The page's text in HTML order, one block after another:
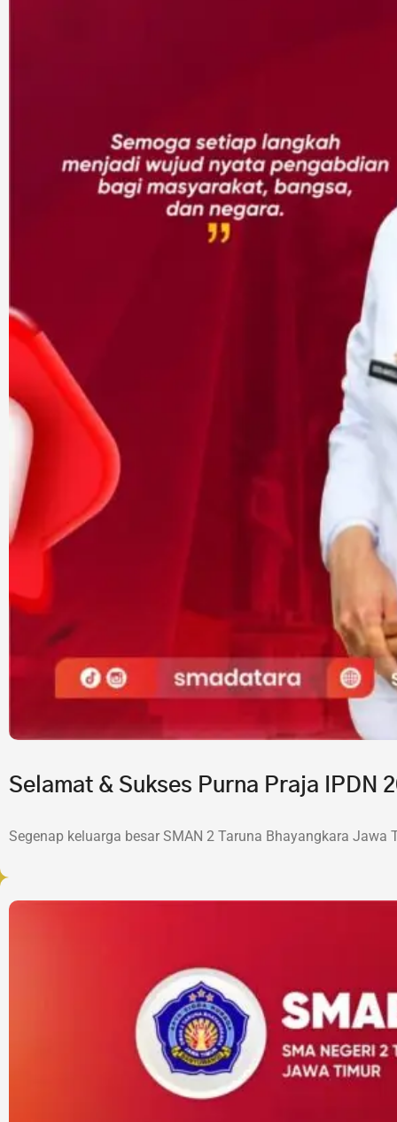
Selamat & Sukses Purna Praja IPDN
Segenap keluarga besar SMAN 2 Taruna Bhayangkara Jawa